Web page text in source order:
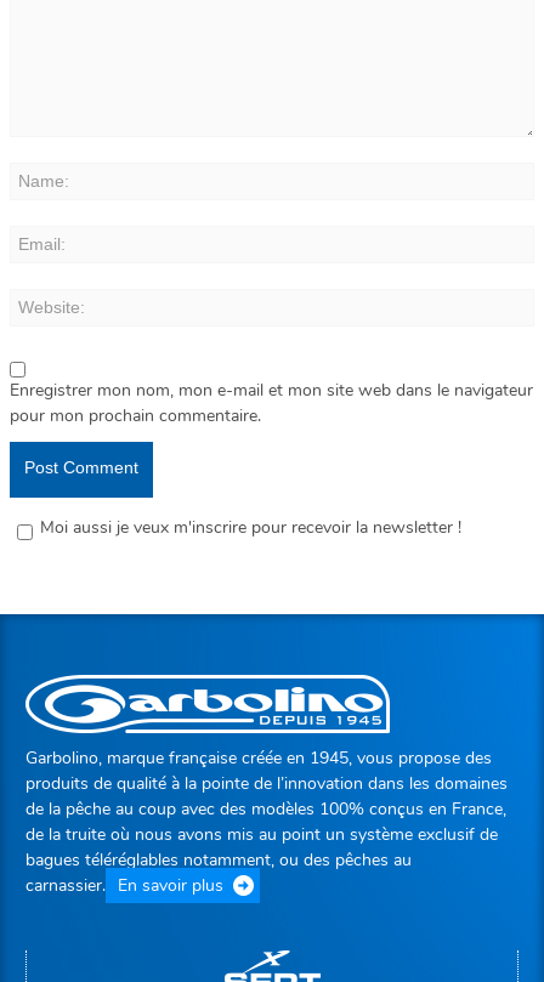
Enregistrer mon nom, mon e-mail et mon site web dans le navigateur
pour mon prochain commentaire.
Moi aussi je veux m'inscrire pour recevoir la newsletter !
Garbolino, marque française créée en 1945, vous propose des
produits de qualité à la pointe de l’innovation dans les domaines
de la pêche au coup avec des modèles 100% conçus en France,
de la truite où nous avons mis au point un système exclusif de
bagues téléréglables notamment, ou des pêches au
carnassier. En savoir plus